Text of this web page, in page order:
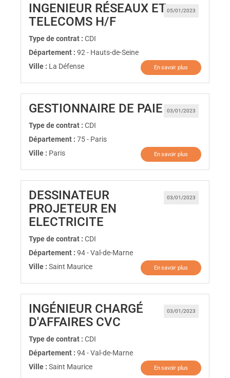
05/01/2023
INGENIEUR RÉSEAUX ET
TELECOMS H/F(Nouvelle fenêtre)
Type de contrat : CDI
Département : 92 - Hauts-de-Seine
Ville : La Défense En savoir plus
03/01/2023
GESTIONNAIRE DE PAIE (Nouvelle
Type de contrat : CDI
Département : 75 - Paris
Ville : Paris En savoir plus
03/01/2023
DESSINATEUR
PROJETEUR EN
ELECTRICITE
Type de contrat : CDI
Département : 94 - Val-de-Marne
Ville : Saint Maurice En savoir plus
03/01/2023
INGÉNIEUR CHARGÉ
D'AFFAIRES CVC
Type de contrat : CDI
Département : 94 - Val-de-Marne
Ville : Saint Maurice En savoir plus